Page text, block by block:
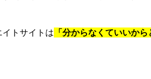
トサイトは 「分からなくていいか